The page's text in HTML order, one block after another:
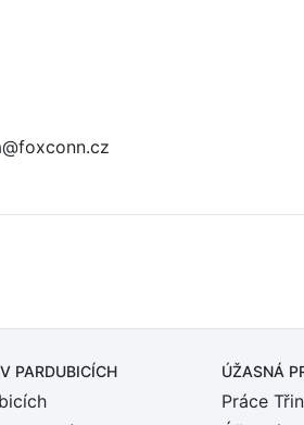
V PARDUBICÍCH ÚŽASNÁ
Práce